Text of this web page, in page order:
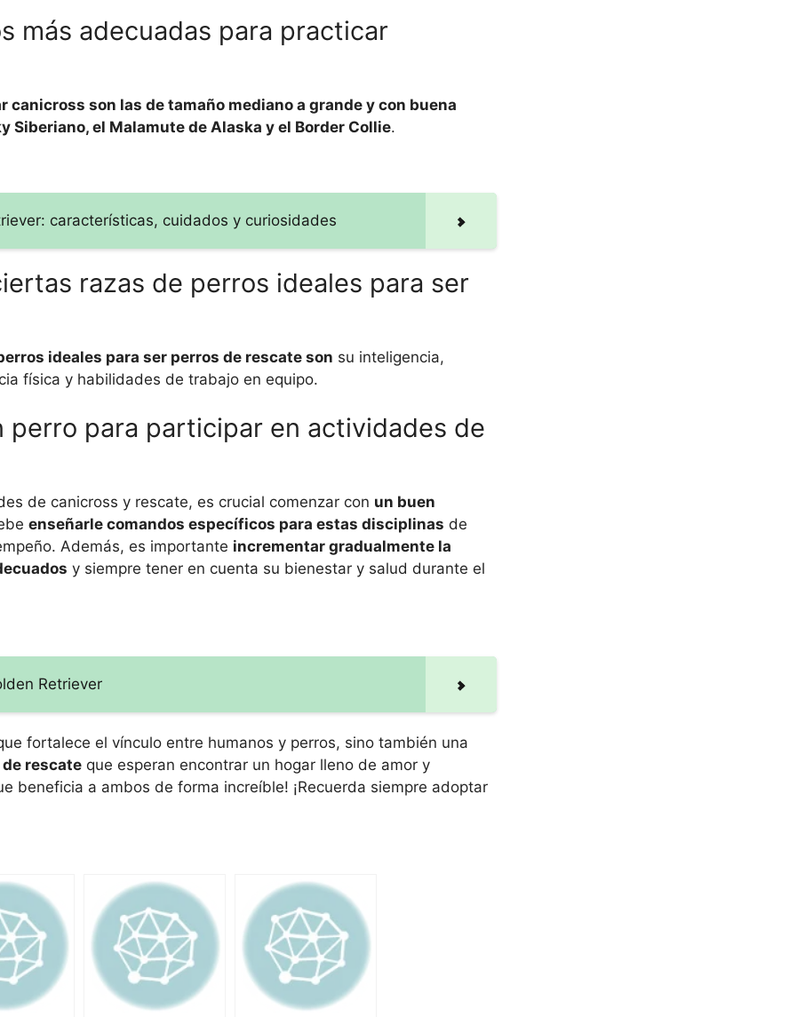
más adecuadas para practicar
son las de tamaño mediano a grande y con buena
el Malamute de Alaska y el Border Collie.
características, cuidados y curiosidades
razas de perros ideales para ser
ideales para ser perros de rescate son su inteligencia,
física y habilidades de trabajo en equipo.
perro para participar en actividades de
de canicross y rescate, es crucial comenzar con un buen
enseñarle comandos específicos para estas disciplinas de
Además, es importante incrementar gradualmente la
y siempre tener en cuenta su bienestar y salud durante el
Retriever
fortalece el vínculo entre humanos y perros, sino también una
rescate que esperan encontrar un hogar lleno de amor y
beneficia a ambos de forma increíble! ¡Recuerda siempre adoptar